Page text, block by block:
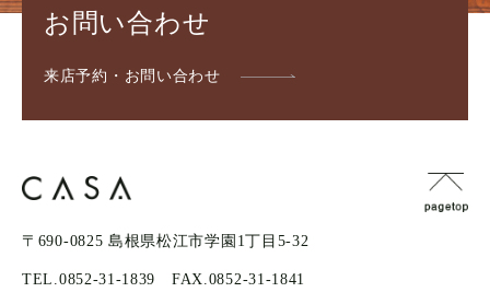
お問い合わせ
来店予約・お問い合わせ
〒690-0825 島根県松江市学園1丁目5-32
TEL.0852-31-1839 FAX.0852-31-1841